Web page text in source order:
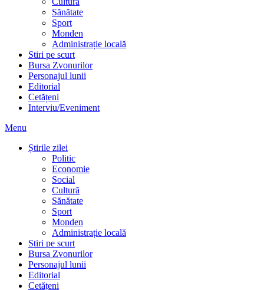
Sănătate
Sport
Monden
Administrație locală
Stiri pe scurt
Bursa Zvonurilor
Personajul lunii
Editorial
Cetățeni
Interviu/Eveniment
Menu
Știrile zilei
Politic
Economie
Social
Cultură
Sănătate
Sport
Monden
Administrație locală
Stiri pe scurt
Bursa Zvonurilor
Personajul lunii
Editorial
Cetățeni